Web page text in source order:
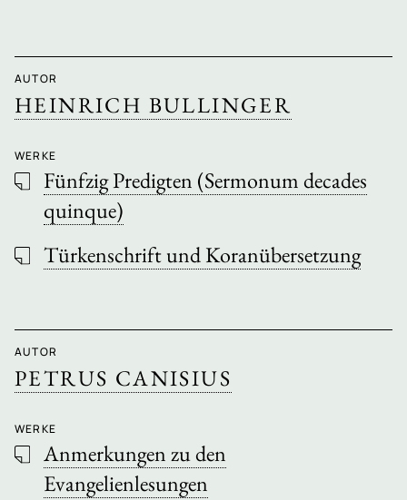
AUTOR
HEINRICH BULLINGER
WERKE
Fünfzig Predigten (Sermonum decades
quinque)
Türkenschrift und Koranübersetzung
AUTOR
PETRUS CANISIUS
WERKE
Anmerkungen zu den
Evangelienlesungen